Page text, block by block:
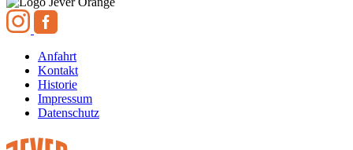
Anfahrt
Kontakt
Historie
Impressum
Datenschutz